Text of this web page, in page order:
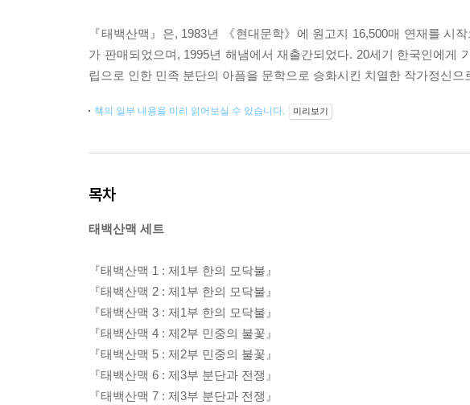
『태백산맥』은, 1983년 《현대문학》에 원고지 16,500매 연재를 시
가 판매되었으며, 1995년 해냄에서 재출간되었다. 20세기 한국인에
립으로 인한 민족 분단의 아픔을 문학으로 승화시킨 치열한 작가정신
책의 일부 내용을 미리 읽어보실 수 있습니다. 미리보기
목차
태백산맥 세트
『태백산맥 1 : 제1부 한의 모닥불』
『태백산맥 2 : 제1부 한의 모닥불』
『태백산맥 3 : 제1부 한의 모닥불』
『태백산맥 4 : 제2부 민중의 불꽃』
『태백산맥 5 : 제2부 민중의 불꽃』
『태백산맥 6 : 제3부 분단과 전쟁』
『태백산맥 7 : 제3부 분단과 전쟁』